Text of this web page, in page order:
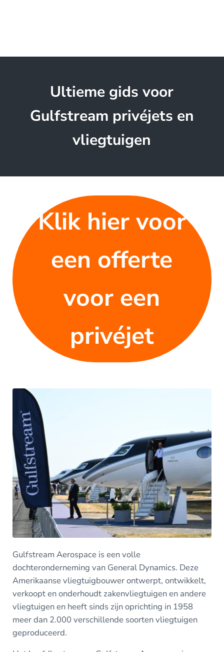
Ultieme gids voor
Gulfstream privéjets en
vliegtuigen
Klik hier voor
een offerte
voor een
privéjet
Gulfstream Aerospace is een volle
dochteronderneming van General Dynamics. Deze
Amerikaanse vliegtuigbouwer ontwerpt, ontwikkelt,
verkoopt en onderhoudt zakenvliegtuigen en andere
vliegtuigen en heeft sinds zijn oprichting in 1958
meer dan 2.000 verschillende soorten vliegtuigen
geproduceerd.